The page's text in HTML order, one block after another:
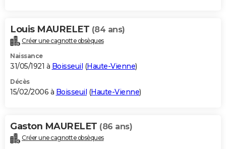
Louis MAURELET (84 ans)
Créer une cagnotte obsèques
Naissance
31/05/1921 à Boisseuil (Haute-Vienne)
Décès
15/02/2006 à Boisseuil (Haute-Vienne)
Gaston MAURELET (86 ans)
Créer une cagnotte obsèques